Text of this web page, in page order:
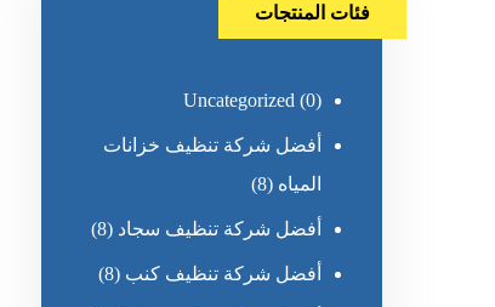
فئات المنتجات
Uncategorized (0)
أفضل شركة تنظيف خزانات
المياه (8)
أفضل شركة تنظيف سجاد (8)
أفضل شركة تنظيف كنب (8)